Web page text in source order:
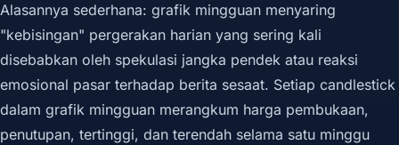
Alasannya sederhana: grafik mingguan menyaring
"kebisingan" pergerakan harian yang sering kali
disebabkan oleh spekulasi jangka pendek atau reaksi
emosional pasar terhadap berita sesaat. Setiap candlestick
dalam grafik mingguan merangkum harga pembukaan,
penutupan, tertinggi, dan terendah selama satu minggu